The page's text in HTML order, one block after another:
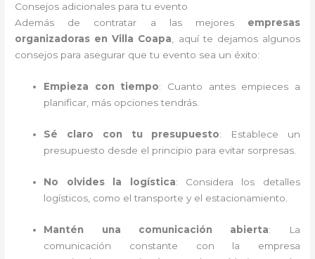
Consejos adicionales para tu evento
Además de contratar a las mejores empresas
organizadoras en Villa Coapa , aquí te dejamos algunos
consejos para asegurar que tu evento sea un éxito:
Empieza con tiempo: Cuanto antes empieces a
planificar, más opciones tendrás.
Sé claro con tu presupuesto: Establece un
presupuesto desde el principio para evitar sorpresas.
No olvides la logística: Considera los detalles
logísticos, como el transporte y el estacionamiento.
Mantén una comunicación abierta: La
comunicación constante con la empresa